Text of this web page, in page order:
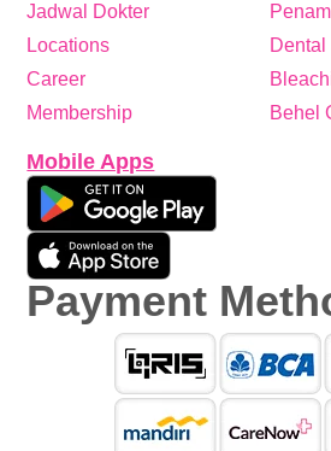
Dental
Behel
Jadwal Dokter
Locations
Career
Membership
Mobile Apps
Payment